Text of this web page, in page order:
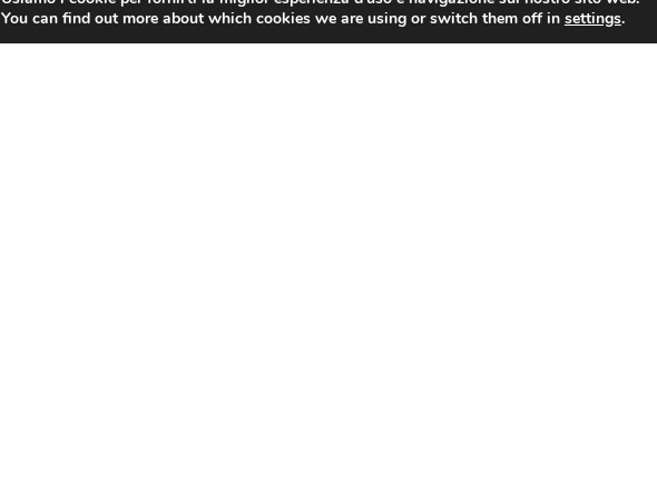
8
You can find out more about which cookies we are using or switch them off in settings.